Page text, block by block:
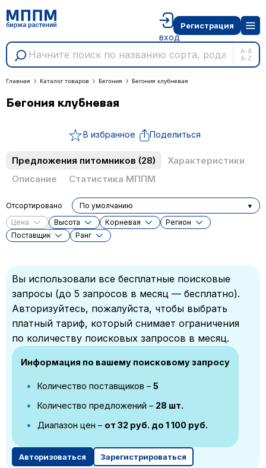
А-Я
A-Z
вход
Регистрация
Главная Каталог товаров Бегония Бегония клубневая
Бегония клубневая
В избранное Поделиться
Предложения питомников (28)
Характеристики
Описание
Статистика МППМ
Цена Высота Корневая
Регион
Поставщик
Ранг
Отсортировано По умолчанию
Вы использовали все бесплатные поисковые
запросы (до 5 запросов в месяц — бесплатно).
Авторизуйтесь, пожалуйста, чтобы выбрать
платный тариф, который снимает ограничения
по количеству поисковых запросов в месяц.
Информация по вашему поисковому запросу
Количество поставщиков – 5
Количество предложений – 28 шт.
Диапазон цен – от 32 руб. до 1 100 руб.
Авторизоваться Зарегистрироваться